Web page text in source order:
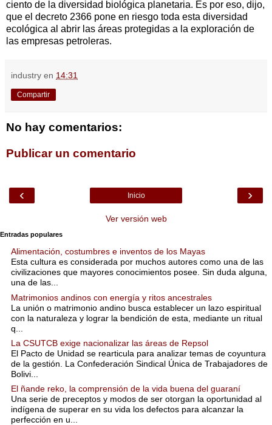
ciento de la diversidad biológica planetaria. Es por eso, dijo,
que el decreto 2366 pone en riesgo toda esta diversidad
ecológica al abrir las áreas protegidas a la exploración de
las empresas petroleras.
industry en 14:31
Compartir
No hay comentarios:
Publicar un comentario
‹ ›
Inicio
Ver versión web
Entradas populares
Alimentación, costumbres e inventos de los Mayas
Esta cultura es considerada por muchos autores como una de las
civilizaciones que mayores conocimientos posee. Sin duda alguna,
una de las...
Matrimonios andinos con energía y ritos ancestrales
La unión o matrimonio andino busca establecer un lazo espiritual
con la naturaleza y lograr la bendición de esta, mediante un ritual
q...
La CSUTCB exige nacionalizar las áreas de Repsol
El Pacto de Unidad se rearticula para analizar temas de coyuntura
de la gestión. La Confederación Sindical Única de Trabajadores de
Bolivi...
El ñande reko, la comprensión de la vida buena del guaraní
Una serie de preceptos y modos de ser otorgan la oportunidad al
indígena de superar en su vida los defectos para alcanzar la
perfección en u...